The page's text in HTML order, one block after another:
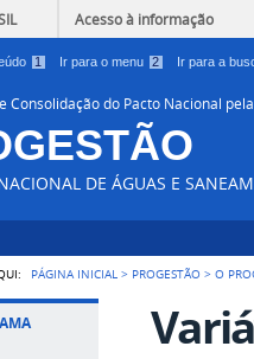
Acesso à informação
1 Ir para o menu 2 Ir para a
Consolidação do Pacto Nacional
DE ÁGUAS E
PÁGINA INICIAL > PROGESTÃO >O